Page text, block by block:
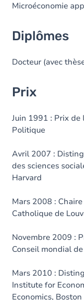
Microéconomie
Diplômes
Docteur (avec
Prix
Juin 1991 : Prix de
Politique
Avril 2007 :
des sciences
Harvard
Mars 2008 :
Catholique de
Novembre 2009 :
Conseil mondial
Mars 2010 :
Institute for
Economics,